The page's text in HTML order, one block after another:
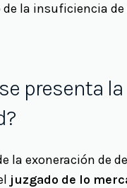
la insuficiencia
presenta la
la exoneración de
juzgado de lo